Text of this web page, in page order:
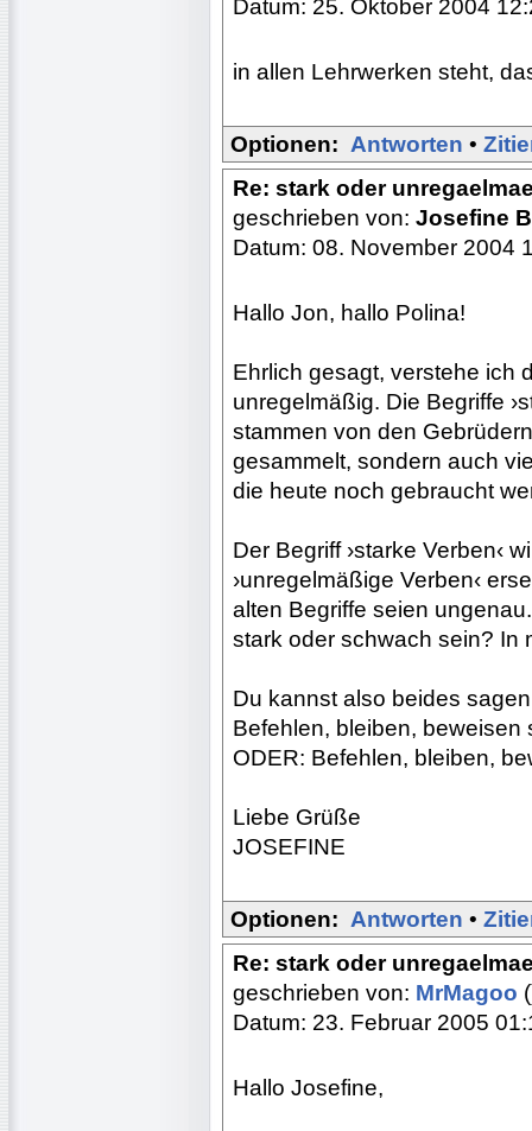
Datum: 25. Oktober 2004
in allen Lehrwerken steht,
Optionen: Antworten •
Re: stark oder
geschrieben von: Josefine
Datum: 08. November 2004
Hallo Jon, hallo Polina!
Ehrlich gesagt, verstehe ich
unregelmäßig. Die Begriffe
stammen von den
gesammelt, sondern auch
die heute noch gebraucht
Der Begriff ›starke Verben‹
›unregelmäßige Verben‹
alten Begriffe seien
stark oder schwach sein? In
Du kannst also beides
Befehlen, bleiben,
ODER: Befehlen, bleiben,
Liebe Grüße
JOSEFINE
Optionen: Antworten •
Re: stark oder
geschrieben von: MrMagoo
Datum: 23. Februar 2005
Hallo Josefine,